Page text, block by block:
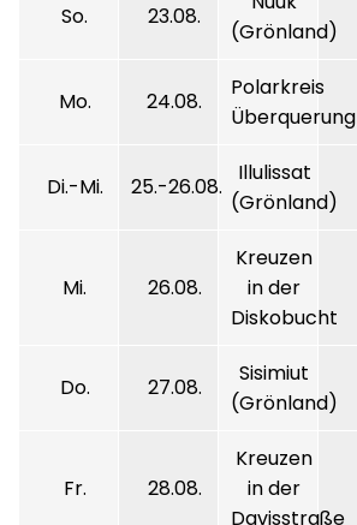
So. 23.08.
(Grönland)
Mo. 24.08.
Polarkreis
Überquerung
Di.-Mi. 25.-26.08.
Illulissat
(Grönland)
Mi. 26.08.
Kreuzen
in der
Diskobucht
Do. 27.08.
Sisimiut
(Grönland)
Fr. 28.08.
Kreuzen
in der
Davisstraße